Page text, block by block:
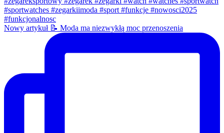
Nowy artykuł 📝 Moda ma niezwykłą moc przenoszenia